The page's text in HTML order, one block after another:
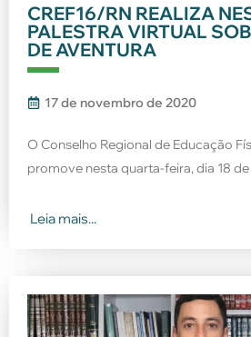
CREF16/RN REALIZA
PALESTRA VIRTUAL
DE AVENTURA
17 de novembro de 2020
O Conselho Regional de Educação
promove nesta quarta-feira, dia 18 de
Leia mais...